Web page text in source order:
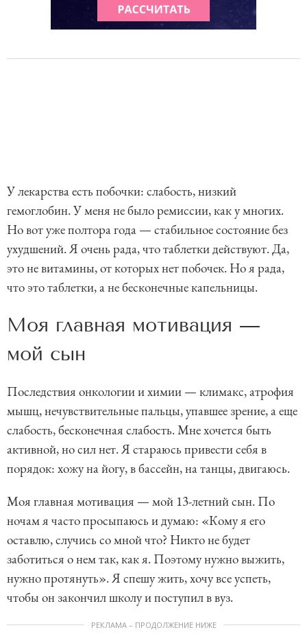
У лекарства есть побочки: слабость, низкий
гемоглобин. У меня не было ремиссии, как у многих.
Но вот уже полтора года — стабильное состояние без
ухудшений. Я очень рада, что таблетки действуют. Да,
это не витамины, от которых нет побочек. Но я рада,
что это таблетки, а не бесконечные капельницы.
Моя главная мотивация —
мой сын
Последствия онкологии и химии — климакс, атрофия
мышц, нечувствительные пальцы, упавшее зрение, а еще
слабость, бесконечная слабость. Мне хочется быть
активной, но сил нет. Я стараюсь привести себя в
порядок: хожу на йогу, в бассейн, на танцы, двигаюсь.
Моя главная мотивация — мой 13-летний сын. По
ночам я часто просыпаюсь и думаю: «Кому я его
оставлю, случись со мной что? Никто не будет
заботиться о нем так, как я. Поэтому нужно выжить,
нужно протянуть». Я спешу жить, хочу все успеть,
чтобы он закончил школу и поступил в вуз.
РЕКЛАМА – ПРОДОЛЖЕНИЕ НИЖЕ